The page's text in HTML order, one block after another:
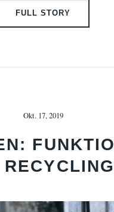
FULL STORY
Okt. 17, 2019